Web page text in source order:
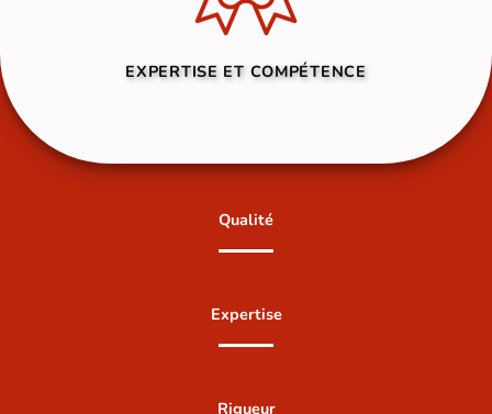
EXPERTISE ET COMPÉTENCE
Qualité
Expertise
Rigueur